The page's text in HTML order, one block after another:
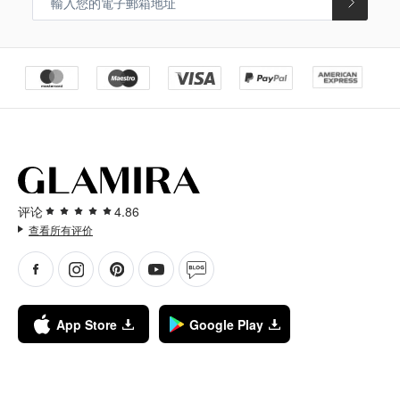
评论 4.86
查看所有评价
App Store Google Play